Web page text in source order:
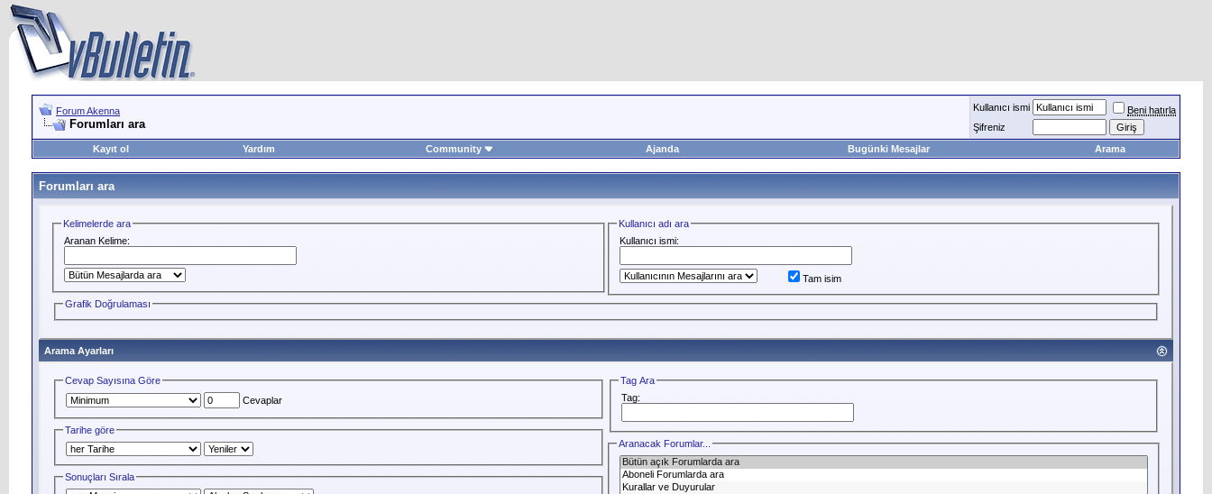
Forum Akenna
Forumları ara
Kullanıcı ismi
Beni hatırla
Şifreniz
Kayıt ol
Yardım Community Ajanda Bugünki Mesajlar Arama
Forumları ara
Kelimelerde ara
Aranan Kelime:
Kullanıcı adı ara
Kullanıcı ismi:
Tam isim
Grafik Doğrulaması
Arama Ayarları
Cevap Sayısına Göre
Cevaplar
Tarihe göre
Sonuçları Sırala
Tag Ara
Tag:
Aranacak Forumlar...